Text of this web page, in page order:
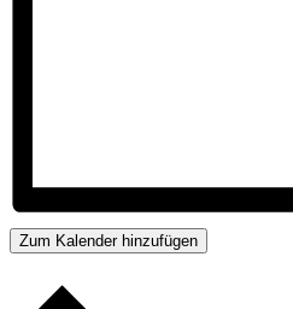
Zum Kalender hinzufügen